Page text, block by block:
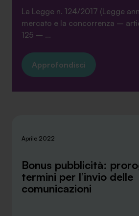
SA Finance Mediazione Creditizia Srl, società
all'Oam n.M336
La Legge n. 124/2017 (Legge
mercato e la concorrenza –
125 – ...
Approfondisci
Aprile 2022
Bonus pubblicità:
termini per l’invio delle
comunicazioni